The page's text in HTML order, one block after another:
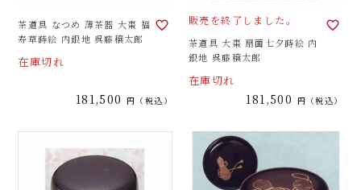
茶道具 なつめ 薄茶器 大棗 福
寿草蒔絵 内銀地 呉藤穣太郎
在庫切れ
181,500 税込
販売を終了しました。
茶道具 大棗 扇面七夕蒔絵 内
銀地 呉藤穣太郎
在庫切れ
181,500 税込